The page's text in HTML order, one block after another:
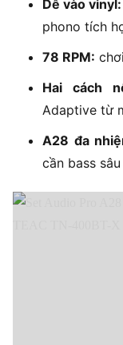
Dễ vào vinyl:
phono tích
78 RPM:
Hai cách
Adaptive từ
A28 đa
cần bass